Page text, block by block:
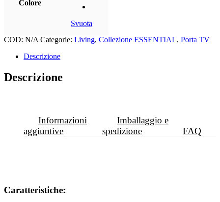
Colore
Svuota
COD: N/A Categorie: Living, Collezione ESSENTIAL, Porta TV
Descrizione
Descrizione
Informazioni
aggiuntive
Imballaggio e
spedizione
FAQ
Caratteristiche: